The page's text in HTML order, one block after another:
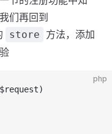
们再回到
store
方法，添加
php
$request)